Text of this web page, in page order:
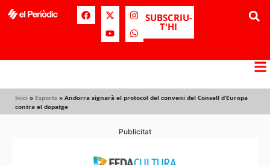
SUBSCRIU-
T'HI
Inici » Esports » Andorra signarà el protocol del conveni del Consell d’Europa
contra el dopatge
Publicitat